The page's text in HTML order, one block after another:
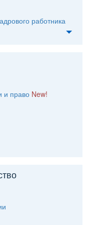
работника
и право New!